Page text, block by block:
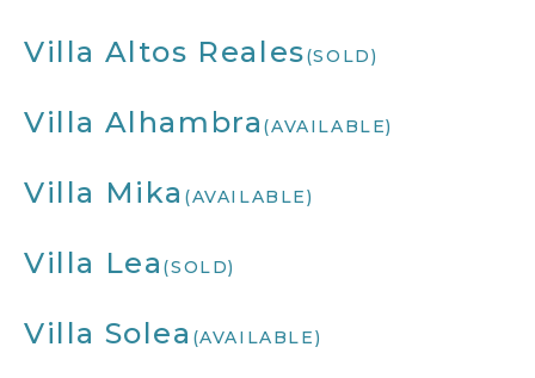
Villa Altos Reales(SOLD)
Villa Alhambra (AVAILABLE)
Villa Mika (AVAILABLE)
Villa Lea (SOLD)
Villa Solea (AVAILABLE)